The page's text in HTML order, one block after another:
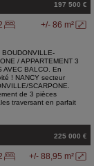
197 500 €
+/- 86 m²
BOUDONVILLE-
/ APPARTEMENT 3
AVEC BALCO. En
! NANCY secteur
SCARPONE.
de 3 pièces
traversant en parfait
225 000 €
+/- 88,95 m²